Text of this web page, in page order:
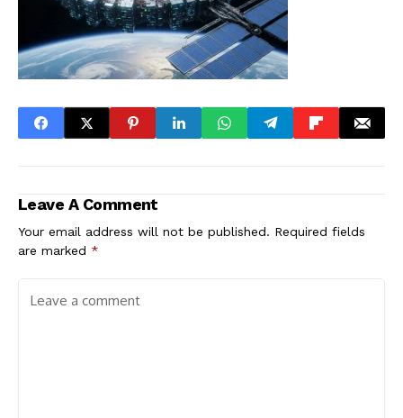
Leave A Comment
Your email address will not be published. Required fields
are marked *